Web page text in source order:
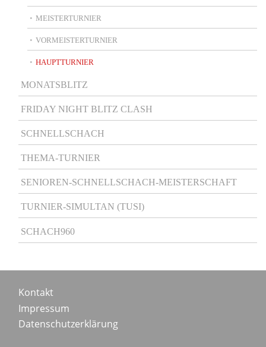
MEISTERTURNIER
VORMEISTERTURNIER
HAUPTTURNIER
MONATSBLITZ
FRIDAY NIGHT BLITZ CLASH
SCHNELLSCHACH
THEMA-TURNIER
SENIOREN-SCHNELLSCHACH-MEISTERSCHAFT
TURNIER-SIMULTAN (TUSI)
SCHACH960
Footer
menu
Kontakt
Impressum
Datenschutzerklärung